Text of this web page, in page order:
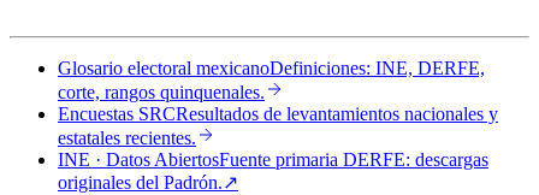
Glosario electoral mexicanoDefiniciones: INE, DERFE,
corte, rangos quinquenales.
Encuestas SRCResultados de levantamientos nacionales y
estatales recientes.
INE · Datos AbiertosFuente primaria DERFE: descargas
originales del Padrón.↗︎